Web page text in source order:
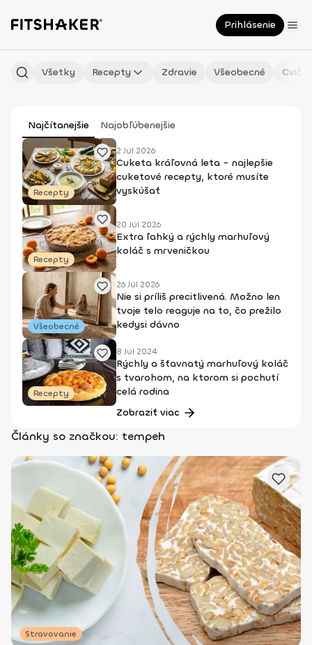
Prihlásenie
Všetky Recepty Zdravie Všeobecné
Najčítanejšie Najobľúbenejšie
Recepty
2 Júl 2026
Cuketa kráľovná leta - najlepšie
cuketové recepty, ktoré musíte
vyskúšať
Recepty
20 Júl 2026
Extra ľahký a rýchly marhuľový
koláč s mrveničkou
Všeobecné
26 Júl 2026
Nie si príliš precitlivená. Možno len
tvoje telo reaguje na to, čo prežilo
kedysi dávno
Recepty
8 Júl 2024
Rýchly a šťavnatý marhuľový koláč
s tvarohom, na ktorom si pochutí
celá rodina
Zobraziť viac
Články so značkou: tempeh
Stravovanie